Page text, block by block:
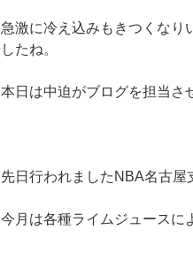
急激に冷え込みもきつくなり
したね。
本日は中迫がブログを担当さ
先日行われましたNBA名古屋
今月は各種ライムジュースに